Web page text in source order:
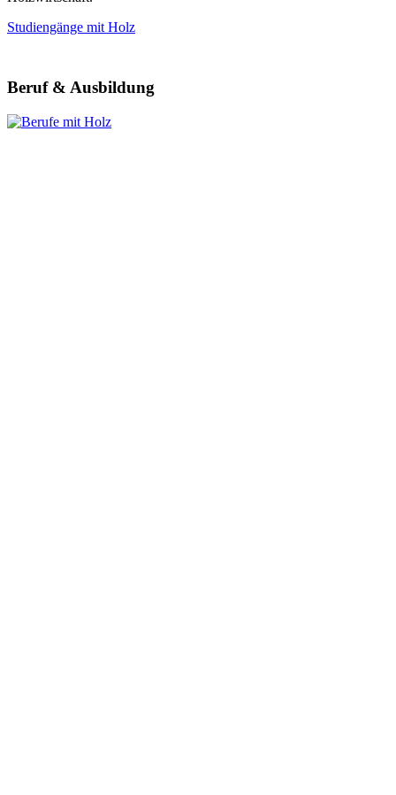
Studiengänge mit Holz
Beruf & Ausbildung